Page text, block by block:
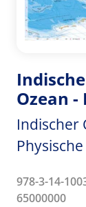
Ozean
Indischer
978-3-14-
65000000